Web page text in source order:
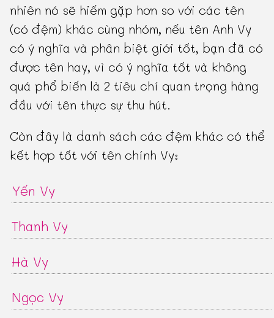
nhiên nó sẽ hiếm gặp hơn so với các tên
(có đệm) khác cùng nhóm, nếu tên Anh Vy
có ý nghĩa và phân biệt giới tốt, bạn đã có
được tên hay, vì có ý nghĩa tốt và không
quá phổ biến là 2 tiêu chí quan trọng hàng
đầu với tên thực sự thu hút.
Còn đây là danh sách các đệm khác có thể
kết hợp tốt với tên chính Vy:
Yến Vy
Thanh Vy
Hà Vy
Ngọc Vy